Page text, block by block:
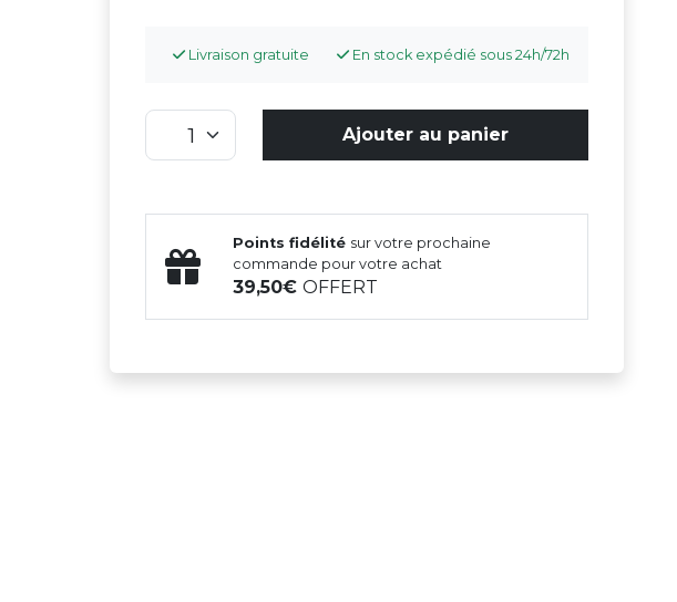
Livraison gratuite En stock expédié sous 24h/72h
Ajouter au panier
Points fidélité sur votre prochaine
commande pour votre achat
39,50OFFERT